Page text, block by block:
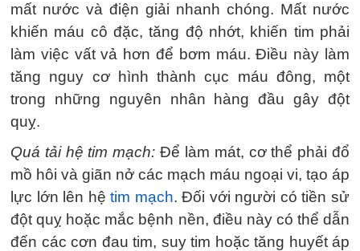
mất nước và điện giải nhanh chóng. Mất nước
khiến máu cô đặc, tăng độ nhớt, khiến tim phải
làm việc vất vả hơn để bơm máu. Điều này làm
tăng nguy cơ hình thành cục máu đông, một
trong những nguyên nhân hàng đầu gây đột
quỵ.
Quá tải hệ tim mạch: Để làm mát, cơ thể phải đổ
mồ hôi và giãn nở các mạch máu ngoại vi, tạo áp
lực lớn lên hệtim mạch. Đối với người có tiền sử
đột quỵ hoặc mắc bệnh nền, điều này có thể dẫn
đến các cơn đau tim, suy tim hoặc tăng huyết áp